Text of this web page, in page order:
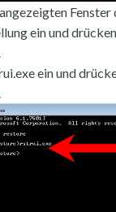
Fenster
ein und
ein und